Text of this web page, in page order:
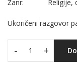
Žanr:
Religije,
Ukoričeni razgovor
- +